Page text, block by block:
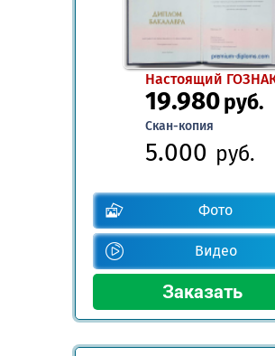
Настоящий
19.980руб.
Скан-копия
5.000 руб.
Фото
Видео